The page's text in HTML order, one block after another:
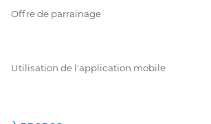
Offre de parrainage
Utilisation de l'application mobile